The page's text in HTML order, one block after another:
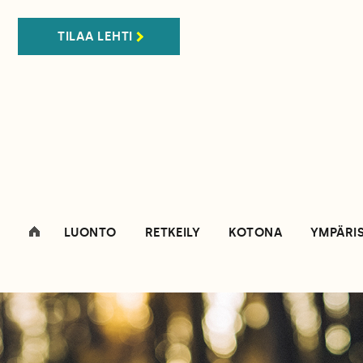
TILAA LEHTI
LUONTO RETKEILY KOTONA